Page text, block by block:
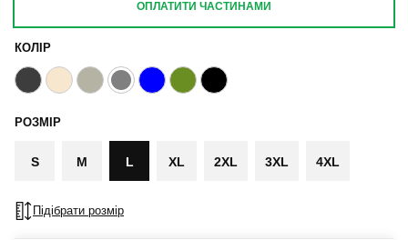
КОЛІР
РОЗМІР
S M L XL 2XL 3XL 4XL
Підібрати розмір
ОПЛАТИТИ ЧАСТИНАМИ